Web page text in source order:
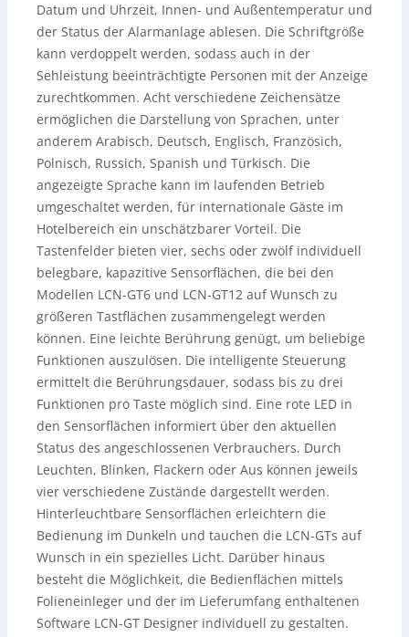
Datum und Uhrzeit, Innen- und Außentemperatur und
der Status der Alarmanlage ablesen. Die Schriftgröße
kann verdoppelt werden, sodass auch in der
Sehleistung beeinträchtigte Personen mit der Anzeige
zurechtkommen. Acht verschiedene Zeichensätze
ermöglichen die Darstellung von Sprachen, unter
anderem Arabisch, Deutsch, Englisch, Französich,
Polnisch, Russich, Spanish und Türkisch. Die
angezeigte Sprache kann im laufenden Betrieb
umgeschaltet werden, für internationale Gäste im
Hotelbereich ein unschätzbarer Vorteil. Die
Tastenfelder bieten vier, sechs oder zwölf individuell
belegbare, kapazitive Sensorflächen, die bei den
Modellen LCN-GT6 und LCN-GT12 auf Wunsch zu
größeren Tastflächen zusammengelegt werden
können. Eine leichte Berührung genügt, um beliebige
Funktionen auszulösen. Die intelligente Steuerung
ermittelt die Berührungsdauer, sodass bis zu drei
Funktionen pro Taste möglich sind. Eine rote LED in
den Sensorflächen informiert über den aktuellen
Status des angeschlossenen Verbrauchers. Durch
Leuchten, Blinken, Flackern oder Aus können jeweils
vier verschiedene Zustände dargestellt werden.
Hinterleuchtbare Sensorflächen erleichtern die
Bedienung im Dunkeln und tauchen die LCN-GTs auf
Wunsch in ein spezielles Licht. Darüber hinaus
besteht die Möglichkeit, die Bedienflächen mittels
Folieneinleger und der im Lieferumfang enthaltenen
Software LCN-GT Designer individuell zu gestalten.